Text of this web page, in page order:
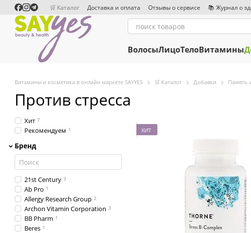
Перейти к основному контенту
🛒 Каталог Доставка и оплата Отзывы о сервисе 📚 Журнал о
Сотрудничество
Редакционная политика СМИ о
ВолосыЛицоТелоВитамины
Витамины и косметика в онлайн маркете SAYYES 🛒 Каталог Добавки Память
Против стресса
ХИТ
Хит 7
Рекомендуем 1
Бренд
21st Century 3
Ab Pro 1
Allergy Research Group 2
Archon Vitamin Corporation 3
BB Pharm 1
Beres 1